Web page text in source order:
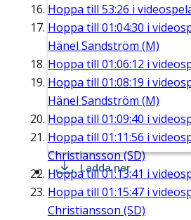
Hoppa till 53:26 i
Hoppa till 01:04:30 i
Hänel Sandström (M)
Hoppa till 01:06:12 i
Hoppa till 01:08:19 i
Hänel Sandström (M)
Hoppa till 01:09:40 i
Hoppa till 01:11:56 i
Christiansson (SD)
Hoppa till01:13:41 i
Hoppa till 01:15:47 i
Christiansson (SD)
Ladda ner